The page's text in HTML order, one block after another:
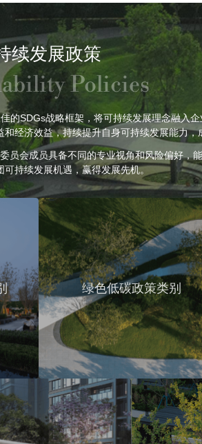
续发展政策
Policies
的SDGs战略框架，将可持续发展理念融入
经济效益，持续提升自身可持续发展能力，
员会成员具备不同的专业视角和风险偏好，
可持续发展机遇，赢得发展先机。
绿色低碳政策类别